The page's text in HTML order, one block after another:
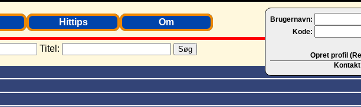
Brugernavn:
Kode:
Opret profil
Kontakt
Hittips Om
Titel: